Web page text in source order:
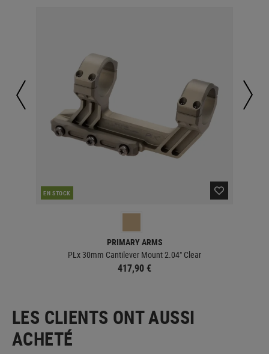
EN STOCK
PRIMARY ARMS
PLx 30mm Cantilever Mount 2.04" Clear
417,90 €
LES CLIENTS ONT AUSSI
ACHETÉ